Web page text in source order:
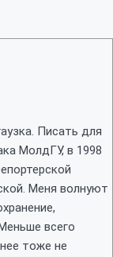
Писать для
МолдГУ, в 1998
Меня волнуют
всего
тоже не